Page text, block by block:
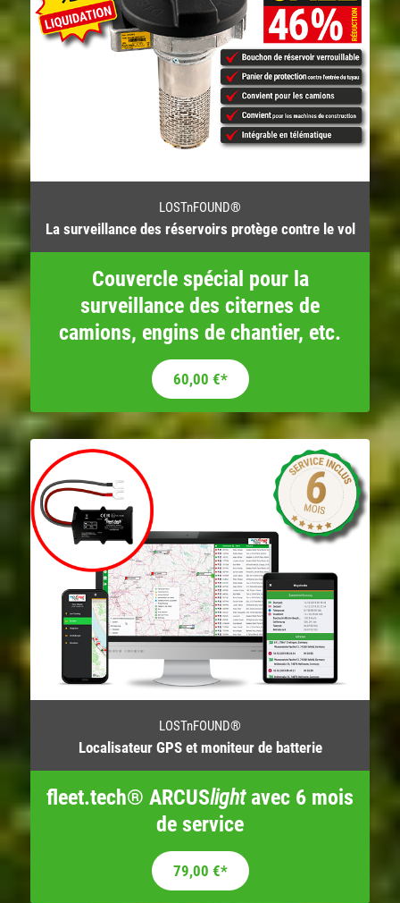
LOSTnFOUND®
La surveillance des réservoirs protège contre le vol
Couvercle spécial pour la
surveillance des citernes de
camions, engins de chantier, etc.
Le prix initial était : 158,33 €.
60,00 €Le prix actuel est : 60,00 €.
*
LOSTnFOUND®
Localisateur GPS et moniteur de batterie
fleet.tech® ARCUSlightavec 6 mois
de service
79,00 €*